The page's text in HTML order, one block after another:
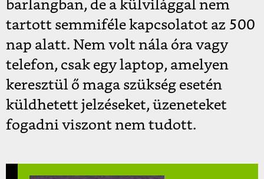
barlangban, de a külvilággal nem
tartott semmiféle kapcsolatot az 500
nap alatt. Nem volt nála óra vagy
telefon, csak egy laptop, amelyen
keresztül ő maga szükség esetén
küldhetett jelzéseket, üzeneteket
fogadni viszont nem tudott.